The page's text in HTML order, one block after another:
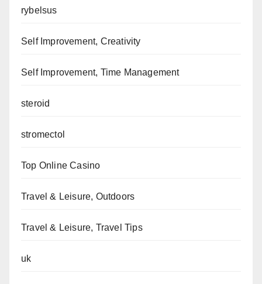
rybelsus
Self Improvement, Creativity
Self Improvement, Time Management
steroid
stromectol
Top Online Casino
Travel & Leisure, Outdoors
Travel & Leisure, Travel Tips
uk